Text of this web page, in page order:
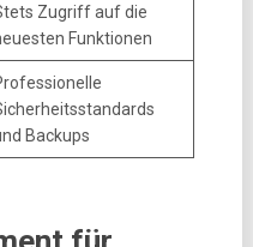
Zugriff auf die
Funktionen
Backups